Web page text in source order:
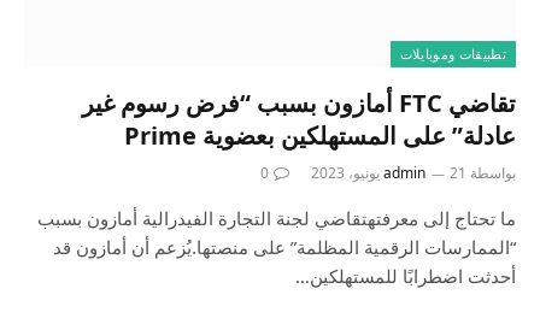
تطبيقات وموبايلات
تقاضي FTC أمازون بسبب “فرض رسوم غير
عادلة” على المستهلكين بعضوية Prime
بواسطة admin 21 يونيو، 2023 0
ما تحتاج إلى معرفتهتقاضي لجنة التجارة الفيدرالية أمازون بسبب
“الممارسات الرقمية المظلمة” على منصتها.يُزعم أن أمازون قد
أحدثت اضطرابًا للمستهلكين…